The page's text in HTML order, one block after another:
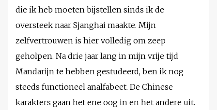
die ik heb moeten bijstellen sinds ik de
oversteek naar Sjanghai maakte. Mijn
zelfvertrouwen is hier volledig om zeep
geholpen. Na drie jaar lang in mijn vrije tijd
Mandarijn te hebben gestudeerd, ben ik nog
steeds functioneel analfabeet. De Chinese
karakters gaan het ene oog in en het andere uit.